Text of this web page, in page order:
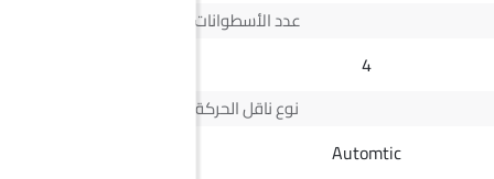
عدد الأسطوانات
4
نوع ناقل الحركة
Automtic